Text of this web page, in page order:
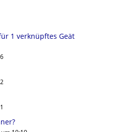
1 verknüpftes Geät